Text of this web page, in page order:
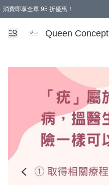
消費即享全單 95 折優惠！
Queen Concept